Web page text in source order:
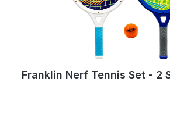
Franklin Nerf Tennis Set - 2